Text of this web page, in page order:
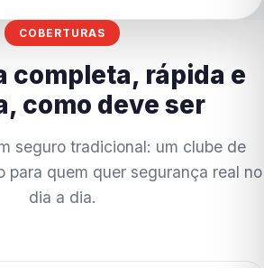
COBERTURAS
completa, rápida e
como deve ser
seguro tradicional: um clube de
para quem quer segurança real no
dia a dia.